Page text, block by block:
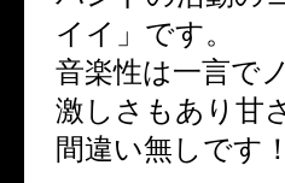
イイ」です。
音楽性は一言で
激しさもあり甘
間違い無しです！